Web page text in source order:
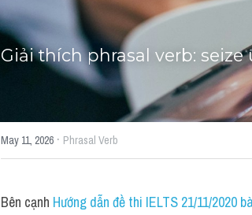
Giải thích phrasal verb: seize
May 11, 2026 · Phrasal Verb
Bên cạnh Hướng dẫn đề thi IELTS 21/11/2020